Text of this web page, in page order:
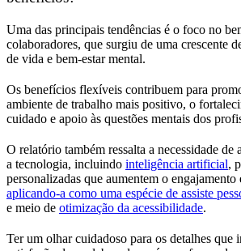
Uma das principais tendências é o foco no
colaboradores, que surgiu de uma crescente
de vida e bem-estar mental.
Os benefícios flexíveis contribuem para
ambiente de trabalho mais positivo, o
cuidado e apoio às questões mentais dos
O relatório também ressalta a necessidade de
a tecnologia, incluindo inteligência artificial,
personalizadas que aumentem o
aplicando-a como uma espécie de assiste
e meio de otimização da acessibilidade.
Ter um olhar cuidadoso para os detalhes que